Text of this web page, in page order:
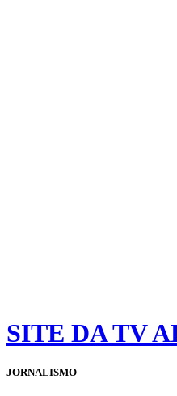
SITE DA TV
JORNALISMO